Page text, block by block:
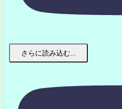
さらに読み込む...